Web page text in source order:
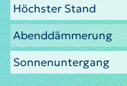
Höchster Stand
Abenddämmerung
Sonnenuntergang